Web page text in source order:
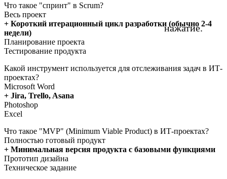
нажатие.
Что такое "спринт" в Scrum?
Весь проект
+ Короткий итерационный цикл разработки (обычно 2-4
недели)
Планирование проекта
Тестирование продукта
Какой инструмент используется для отслеживания задач в ИТ-
проектах?
Microsoft Word
+ Jira, Trello, Asana
Photoshop
Excel
Что такое "MVP" (Minimum Viable Product) в ИТ-проектах?
Полностью готовый продукт
+ Минимальная версия продукта с базовыми функциями
Прототип дизайна
Техническое задание